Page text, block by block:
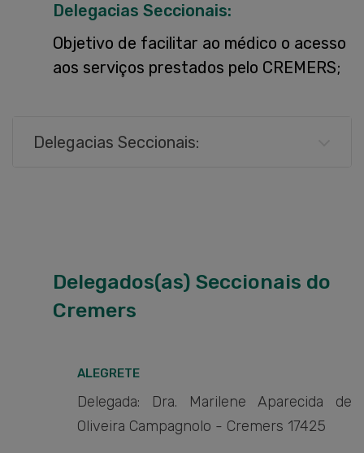
Delegacias Seccionais:
Objetivo de facilitar ao médico o acesso
aos serviços prestados pelo CREMERS;
Delegacias Seccionais:
Delegados(as) Seccionais do
Cremers
ALEGRETE
Delegada: Dra. Marilene Aparecida de
Oliveira Campagnolo - Cremers 17425